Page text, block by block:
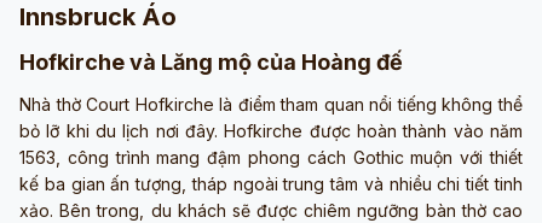
Innsbruck Áo
Hofkirche và Lăng mộ của Hoàng đế
Nhà thờ Court Hofkirche là điểm tham quan nổi tiếng không thể
bỏ lỡ khi du lịch nơi đây. Hofkirche được hoàn thành vào năm
1563, công trình mang đậm phong cách Gothic muộn với thiết
kế ba gian ấn tượng, tháp ngoài trung tâm và nhiều chi tiết tinh
xảo. Bên trong, du khách sẽ được chiêm ngưỡng bàn thờ cao